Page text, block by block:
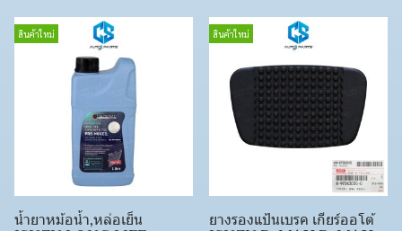
สินค้าใหม่
น้ำยาหม้อน้ำ,หล่อเย็น
สินค้าใหม่
ยางรองแป้นเบรค เกียร์ออโต้